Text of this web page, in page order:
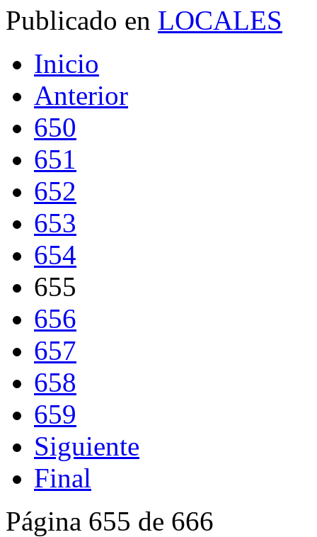
Publicado en LOCALES
Inicio
Anterior
650
651
652
653
654
655
656
657
658
659
Siguiente
Final
Página 655 de 666